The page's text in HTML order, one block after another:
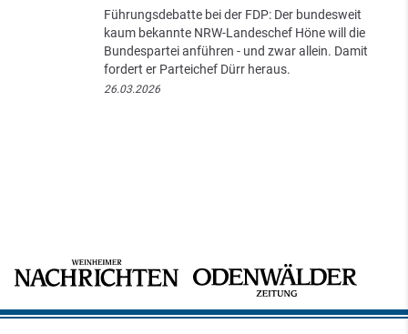
Führungsdebatte bei der FDP: Der bundesweit
kaum bekannte NRW-Landeschef Höne will die
Bundespartei anführen - und zwar allein. Damit
fordert er Parteichef Dürr heraus.
26.03.2026